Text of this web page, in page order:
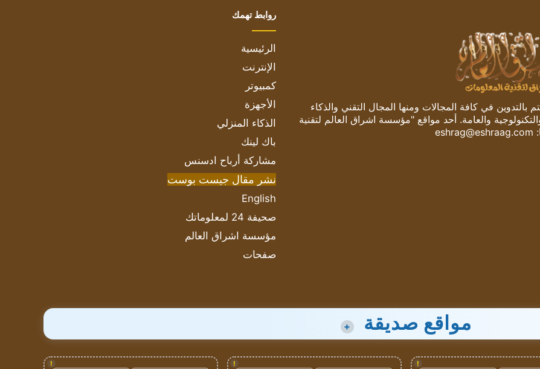
في كافة المجالات ومنها المجال التقني والذكاء
والعامة. أحد مواقع "مؤسسة اشراق العالم لتقنية
eshrag@eshraag.com
روابط تهمك
الرئيسية
الإنترنت
كمبيوتر
الأجهزة
الذكاء المنزلي
باك لينك
مشاركة أرباح ادسنس
نشر مقال جيست بوست
English
صحيفة 24 لمعلوماتك
مؤسسة اشراق العالم
صفحات
مواقع صديقة +
!
!
!